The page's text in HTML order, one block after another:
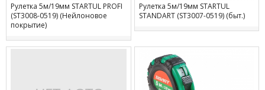
Рулетка 5м/19мм STARTUL PROFI
(ST3008-0519) (Нейлоновое
покрытие)
Рулетка 5м/19мм STARTUL
STANDART (ST3007-0519) (быт.)